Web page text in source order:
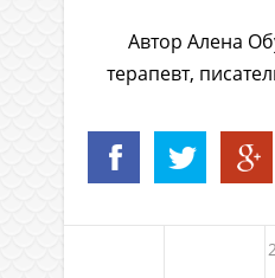
Автор Алена
терапевт,